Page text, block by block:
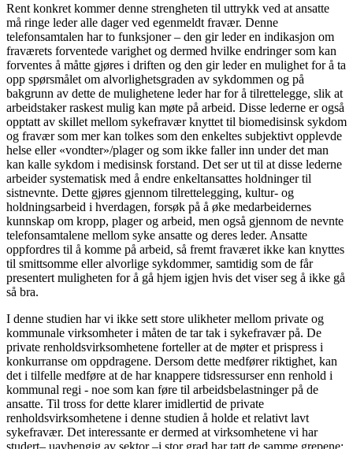
Rent konkret kommer denne strengheten til uttrykk ved at ansatte
må ringe leder alle dager ved egenmeldt fravær. Denne
telefonsamtalen har to funksjoner – den gir leder en indikasjon om
fraværets forventede varighet og dermed hvilke endringer som kan
forventes å måtte gjøres i driften og den gir leder en mulighet for å ta
opp spørsmålet om alvorlighetsgraden av sykdommen og på
bakgrunn av dette de mulighetene leder har for å tilrettelegge, slik at
arbeidstaker raskest mulig kan møte på arbeid. Disse lederne er også
opptatt av skillet mellom sykefravær knyttet til biomedisinsk sykdom
og fravær som mer kan tolkes som den enkeltes subjektivt opplevde
helse eller «vondter»/plager og som ikke faller inn under det man
kan kalle sykdom i medisinsk forstand. Det ser ut til at disse lederne
arbeider systematisk med å endre enkeltansattes holdninger til
sistnevnte. Dette gjøres gjennom tilrettelegging, kultur- og
holdningsarbeid i hverdagen, forsøk på å øke medarbeidernes
kunnskap om kropp, plager og arbeid, men også gjennom de nevnte
telefonsamtalene mellom syke ansatte og deres leder. Ansatte
oppfordres til å komme på arbeid, så fremt fraværet ikke kan knyttes
til smittsomme eller alvorlige sykdommer, samtidig som de får
presentert muligheten for å gå hjem igjen hvis det viser seg å ikke gå
så bra.
I denne studien har vi ikke sett store ulikheter mellom private og
kommunale virksomheter i måten de tar tak i sykefravær på. De
private renholdsvirksomhetene forteller at de møter et prispress i
konkurranse om oppdragene. Dersom dette medfører riktighet, kan
det i tilfelle medføre at de har knappere tidsressurser enn renhold i
kommunal regi - noe som kan føre til arbeidsbelastninger på de
ansatte. Til tross for dette klarer imidlertid de private
renholdsvirksomhetene i denne studien å holde et relativt lavt
sykefravær. Det interessante er dermed at virksomhetene vi har
studert– uavhengig av sektor –i stor grad har tatt de samme grepene: